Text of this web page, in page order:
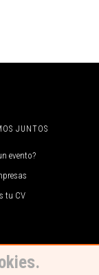
JUNTOS
evento?
tu CV